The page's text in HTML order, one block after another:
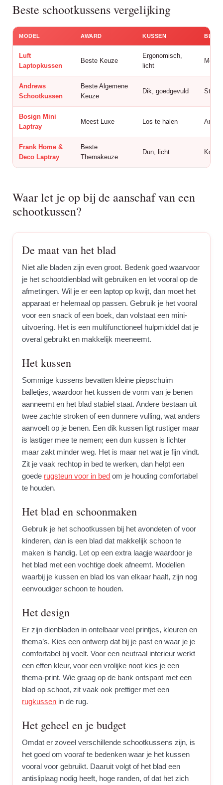
Beste schootkussens vergelijking
MODEL AWARD KUSSEN BLAD
Luft
Laptopkussen
Beste Keuze
Ergonomisch,
licht
Met
Andrews
Schootkussen
Beste Algemene
Keuze
Dik, goedgevuld
Bosign Mini
Laptray
Meest Luxe Los te halen
Frank Home &
Deco Laptray
Beste
Themakeuze
Dun, licht
Waar let je op bij de aanschaf van een
schootkussen?
De maat van het blad
Niet alle bladen zijn even groot. Bedenk goed waarvoor
je het schootdienblad wilt gebruiken en let vooral op de
afmetingen. Wil je er een laptop op kwijt, dan moet het
apparaat er helemaal op passen. Gebruik je het vooral
voor een snack of een boek, dan volstaat een mini-
uitvoering. Het is een multifunctioneel hulpmiddel dat je
overal gebruikt en makkelijk meeneemt.
Het kussen
Sommige kussens bevatten kleine piepschuim
balletjes, waardoor het kussen de vorm van je benen
aanneemt en het blad stabiel staat. Andere bestaan uit
twee zachte stroken of een dunnere vulling, wat anders
aanvoelt op je benen. Een dik kussen ligt rustiger maar
is lastiger mee te nemen; een dun kussen is lichter
maar zakt minder weg. Het is maar net wat je fijn vindt.
Zit je vaak rechtop in bed te werken, dan helpt een
goede rugsteun voor in bed om je houding comfortabel
te houden.
Het blad en schoonmaken
Gebruik je het schootkussen bij het avondeten of voor
kinderen, dan is een blad dat makkelijk schoon te
maken is handig. Let op een extra laagje waardoor je
het blad met een vochtige doek afneemt. Modellen
waarbij je kussen en blad los van elkaar haalt, zijn nog
eenvoudiger schoon te houden.
Het design
Er zijn dienbladen in ontelbaar veel printjes, kleuren en
thema’s. Kies een ontwerp dat bij je past en waar je je
comfortabel bij voelt. Voor een neutraal interieur werkt
een effen kleur, voor een vrolijke noot kies je een
thema-print. Wie graag op de bank ontspant met een
blad op schoot, zit vaak ook prettiger met een
rugkussen in de rug.
Het geheel en je budget
Omdat er zoveel verschillende schootkussens zijn, is
het goed om vooraf te bedenken waar je het kussen
vooral voor gebruikt. Daaruit volgt of het blad een
antisliplaag nodig heeft, hoge randen, of dat het zich